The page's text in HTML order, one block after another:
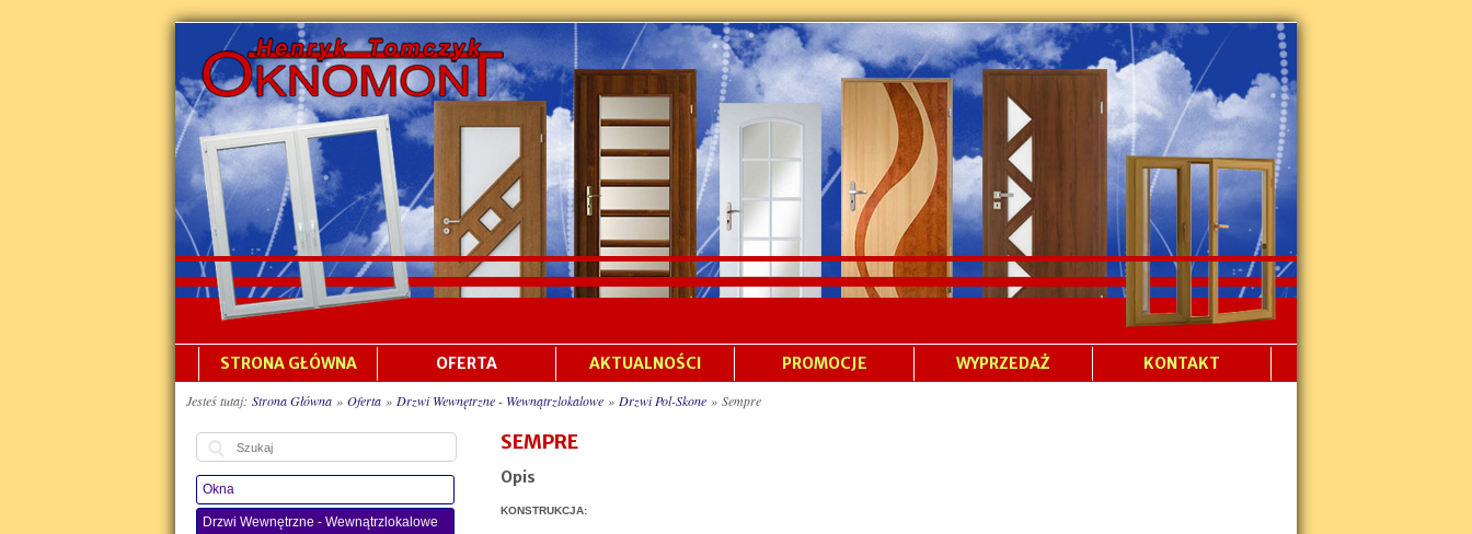
Skip
navigation
Skip
to
content
STRONA GŁÓWNA OFERTA AKTUALNOŚCI PROMOCJE WYPRZEDAŻ KONTAKT
Jesteś tutaj: Strona Główna » Oferta » Drzwi Wewnętrzne - Wewnątrzlokalowe » Drzwi Pol-Skone » Sempre
SEMPRE
Opis
KONSTRUKCJA:
Okna
Drzwi Wewnętrzne - Wewnątrzlokalowe